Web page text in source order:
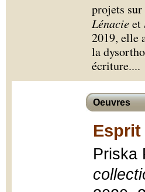
projets
Lénacieet
2019, elle
la
écriture....
Oeuvres
Esprit
Priska